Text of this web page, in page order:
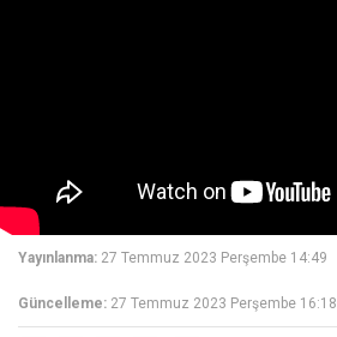
Yayınlanma: 27 Temmuz 2023 Perşembe 14:49
Güncelleme: 27 Temmuz 2023 Perşembe 16:18